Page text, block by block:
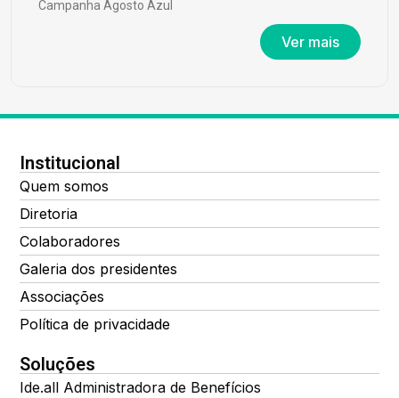
Campanha Agosto Azul
Ver mais
Institucional
Quem somos
Diretoria
Colaboradores
Galeria dos presidentes
Associações
Política de privacidade
Soluções
Ide.all Administradora de Benefícios